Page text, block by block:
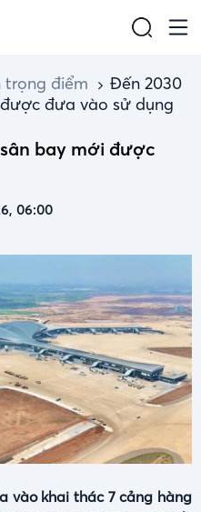
trọng điểm
Đến 2030
đưa vào sử dụng
bay mới được
06:00
vào khai thác 7 cảng hàng